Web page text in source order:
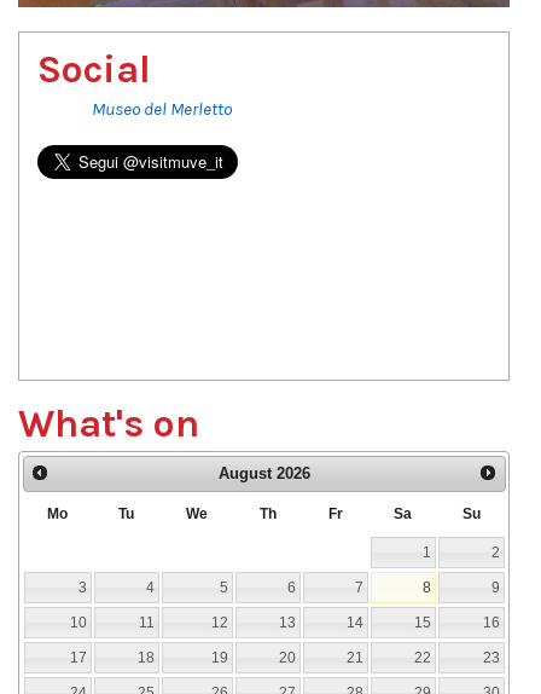
Social
Museo del Merletto
What's on
August 2026
Mo Tu We Th Fr Sa Su
1 2
3 4 5 6 7 8 9
10 11 12 13 14 15 16
17 18 19 20 21 22 23